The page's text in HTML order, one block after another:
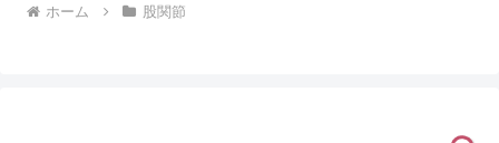
ホーム 股関節